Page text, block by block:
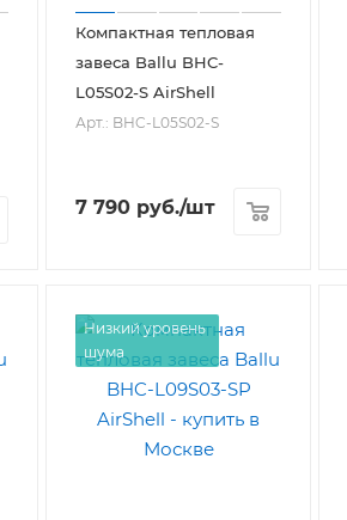
Компактная тепловая
завеса Ballu BHC-
L05S02-S AirShell
Арт.: BHC-L05S02-S
7 790 руб./шт
Низкий уровень
шума